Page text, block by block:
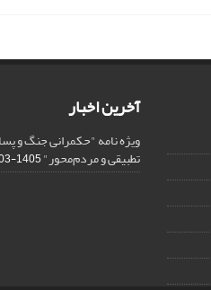
آخرین اخبار
ویژه نامه "حکمرانی جنگ و
تطبیقی و مردم‌محور"1405-03-02